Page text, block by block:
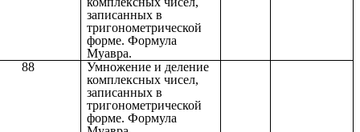
записанных в
тригонометрической
форме. Формула
Муавра.
88
Умножение и деление
комплексных чисел,
записанных в
тригонометрической
форме. Формула